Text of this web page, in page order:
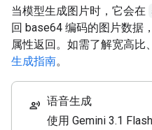
当模型生成图片时，它会在
回 base64 编码的图片数据
属性返回。如需了解宽高比
生成指南。
record_voice_over 语音生成
使用 Gemini 3.1